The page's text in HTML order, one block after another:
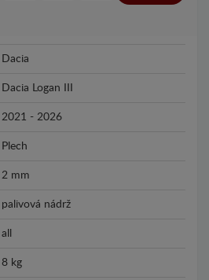
Dacia
Dacia Logan III
2021 - 2026
Plech
2 mm
palivová nádrž
all
8 kg